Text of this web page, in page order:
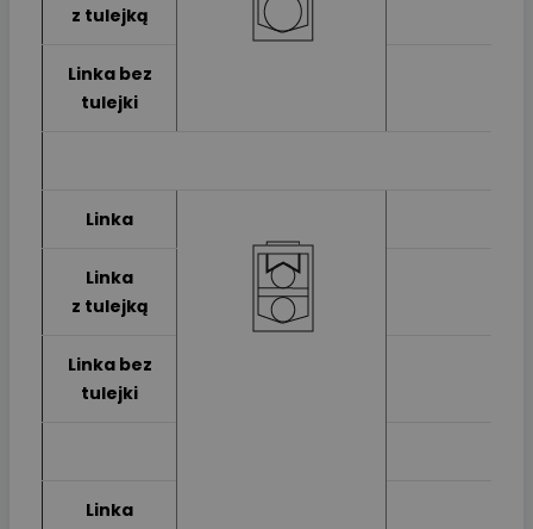
z tulejką
Linka bez
tulejki
Linka
Linka
z tulejką
Linka bez
tulejki
Linka